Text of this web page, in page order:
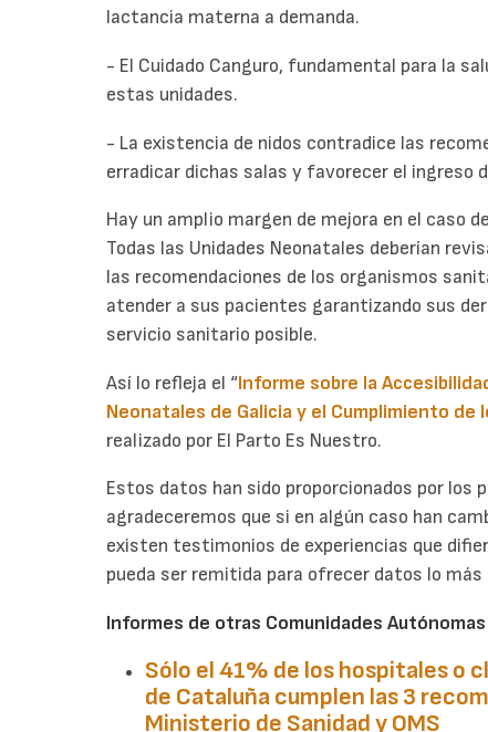
lactancia materna a demanda.
- El Cuidado Canguro, fundamental para la
estas unidades.
- La existencia de nidos contradice las
erradicar dichas salas y favorecer el ingreso
Hay un amplio margen de mejora en el caso
Todas las Unidades Neonatales deberían
las recomendaciones de los organismos
atender a sus pacientes garantizando sus
servicio sanitario posible.
Así lo refleja el “Informe sobre la
Neonatales de Galicia y el Cumplimiento de
realizado por El Parto Es Nuestro.
Estos datos han sido proporcionados por los
agradeceremos que si en algún caso han
existen testimonios de experiencias que
pueda ser remitida para ofrecer datos lo más
Informes de otras Comunidades Autónomas
Sólo el 41% de los hospitales o
de Cataluña cumplen las 3
Ministerio de Sanidad y OMS